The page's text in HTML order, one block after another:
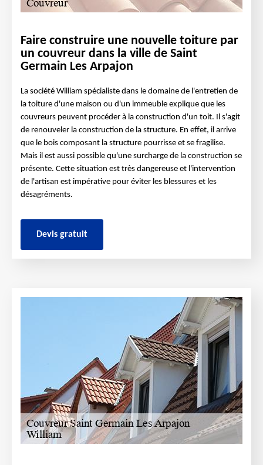
Faire construire une nouvelle toiture par
un couvreur dans la ville de Saint
Germain Les Arpajon
La société William spécialiste dans le domaine de l'entretien de
la toiture d'une maison ou d'un immeuble explique que les
couvreurs peuvent procéder à la construction d'un toit. Il s'agit
de renouveler la construction de la structure. En effet, il arrive
que le bois composant la structure pourrisse et se fragilise.
Mais il est aussi possible qu'une surcharge de la construction se
présente. Cette situation est très dangereuse et l'intervention
de l'artisan est impérative pour éviter les blessures et les
désagréments.
Devis gratuit